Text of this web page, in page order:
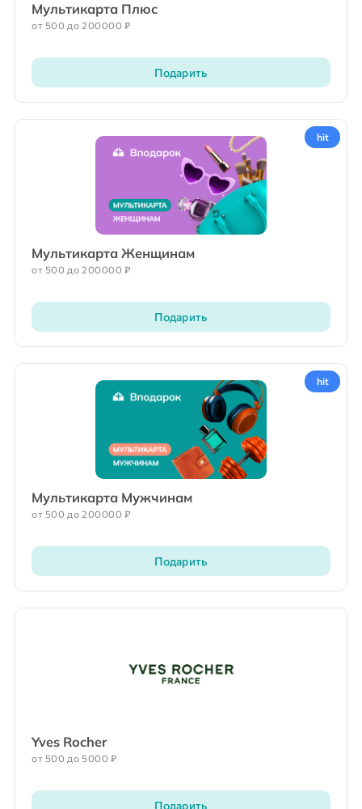
Мультикарта Плюс
от 500 до 200000 ₽
Подарить
hit
Мультикарта Женщинам
от 500 до 200000 ₽
Подарить
hit
Мультикарта Мужчинам
от 500 до 200000 ₽
Подарить
Yves Rocher
от 500 до 5000 ₽
Подарить